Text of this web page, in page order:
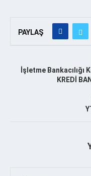
PAYLAŞ
İşletme Bankacılığı
KREDİ